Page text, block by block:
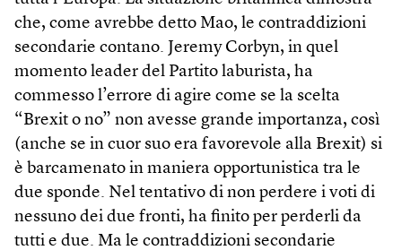
che, come avrebbe detto Mao, le contraddizioni
secondarie contano. Jeremy Corbyn, in quel
momento leader del Partito laburista, ha
commesso l’errore di agire come se la scelta
“Brexit o no” non avesse grande importanza, così
(anche se in cuor suo era favorevole alla Brexit) si
è barcamenato in maniera opportunistica tra le
due sponde. Nel tentativo di non perdere i voti di
nessuno dei due fronti, ha finito per perderli da
tutti e due. Ma le contraddizioni secondarie